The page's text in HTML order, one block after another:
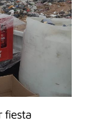
fiesta